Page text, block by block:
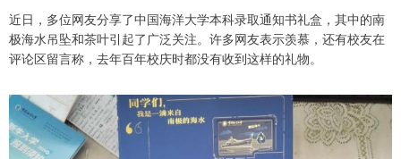
近日，多位网友分享了中国海洋大学本科录取通知书礼盒，其中的南
极海水吊坠和茶叶引起了广泛关注。许多网友表示羡慕，还有校友在
评论区留言称，去年百年校庆时都没有收到这样的礼物。